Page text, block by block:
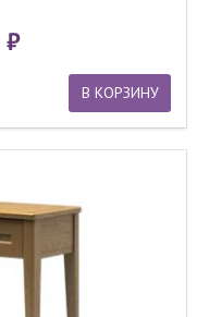
В КОРЗИНУ